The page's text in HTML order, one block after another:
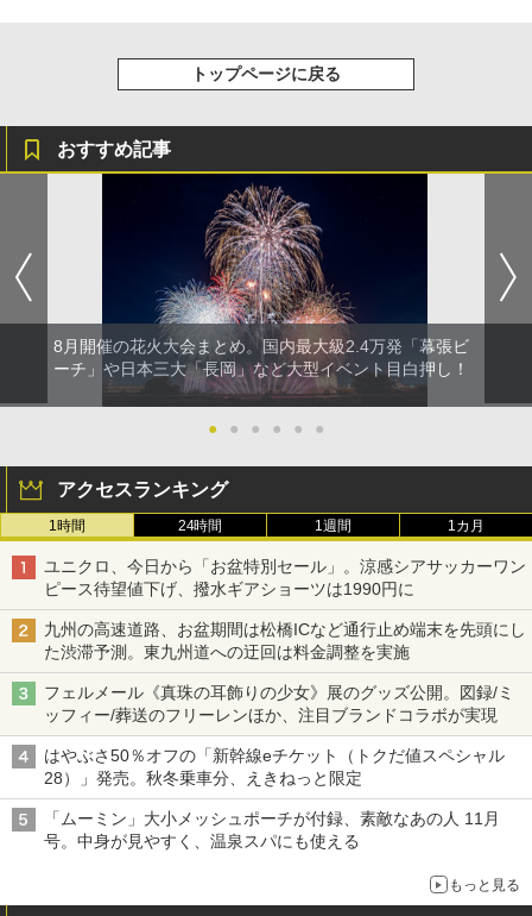
トップページに戻る
おすすめ記事
8月開催の花火大会まとめ。国内最大級2.4万発「幕張ビ
ーチ」や日本三大「長岡」など大型イベント目白押し！
● ● ● ● ● ●
アクセスランキング
1時間 24時間 1週間 1カ月
ユニクロ、今日から「お盆特別セール」。涼感シアサッカーワン
ピース待望値下げ、撥水ギアショーツは1990円に
九州の高速道路、お盆期間は松橋ICなど通行止め端末を先頭にし
た渋滞予測。東九州道への迂回は料金調整を実施
フェルメール《真珠の耳飾りの少女》展のグッズ公開。図録/ミ
ッフィー/葬送のフリーレンほか、注目ブランドコラボが実現
はやぶさ50％オフの「新幹線eチケット（トクだ値スペシャル
28）」発売。秋冬乗車分、えきねっと限定
「ムーミン」大小メッシュポーチが付録、素敵なあの人 11月
号。中身が見やすく、温泉スパにも使える
もっと見る